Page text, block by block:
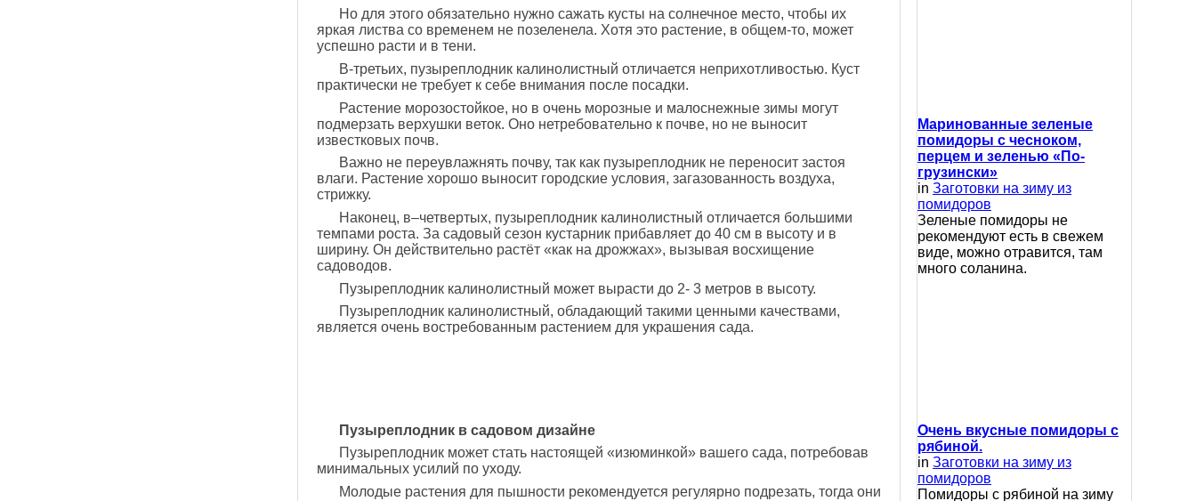
Но для этого обязательно нужно сажать кусты на солнечное место, чтобы их
яркая листва со временем не позеленела. Хотя это растение, в общем-то, может
успешно расти и в тени.
В-третьих, пузыреплодник калинолистный отличается неприхотливостью. Куст
практически не требует к себе внимания после посадки.
Растение морозостойкое, но в очень морозные и малоснежные зимы могут
подмерзать верхушки веток. Оно нетребовательно к почве, но не выносит
известковых почв.
Важно не переувлажнять почву, так как пузыреплодник не переносит застоя
влаги. Растение хорошо выносит городские условия, загазованность воздуха,
стрижку.
Наконец, в–четвертых, пузыреплодник калинолистный отличается большими
темпами роста. За садовый сезон кустарник прибавляет до 40 см в высоту и в
ширину. Он действительно растёт «как на дрожжах», вызывая восхищение
садоводов.
Пузыреплодник калинолистный может вырасти до 2- 3 метров в высоту.
Пузыреплодник калинолистный, обладающий такими ценными качествами,
является очень востребованным растением для украшения сада.
Пузыреплодник в садовом дизайне
Пузыреплодник может стать настоящей «изюминкой» вашего сада, потребовав
минимальных усилий по уходу.
Молодые растения для пышности рекомендуется регулярно подрезать, тогда они
Маринованные зеленые
помидоры с чесноком,
перцем и зеленью «По-
грузински»
in Заготовки на зиму из
помидоров
Зеленые помидоры не
рекомендуют есть в свежем
виде, можно отравится, там
много соланина.
Очень вкусные помидоры с
рябиной.
in Заготовки на зиму из
помидоров
Помидоры с рябиной на зиму